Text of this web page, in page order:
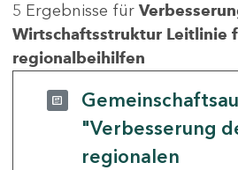
5 Ergebnisse für
Wirtschaftsstruktur Leitlinie
regionalbeihilfen
"Verbesserung
regionalen